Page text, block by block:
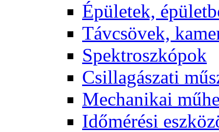
Épü­le­tek,
Táv­csö­vek,
Spekt­rosz­kó­pok
Csil­la­gá­sza­ti
Me­cha­ni­kai
Idő­mé­ré­si